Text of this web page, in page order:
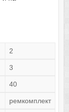
2
3
40
ремкомплект